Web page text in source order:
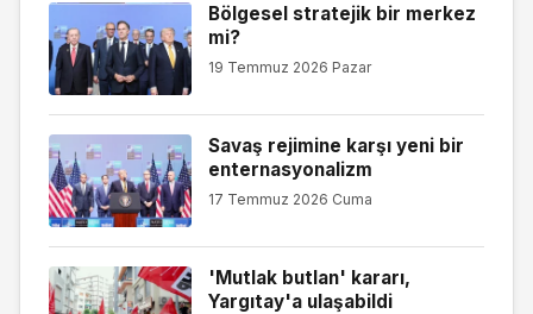
Bölgesel stratejik bir merkez
mi?
19 Temmuz 2026 Pazar
Savaş rejimine karşı yeni bir
enternasyonalizm
17 Temmuz 2026 Cuma
'Mutlak butlan' kararı,
Yargıtay'a ulaşabildi